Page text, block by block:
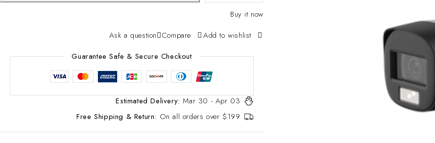
Buy it now
Add to wishlist
Compare
Ask a question
Guarantee Safe & Secure Checkout
Estimated Delivery: Mar 30 - Apr 03
Free Shipping & Return: On all orders over $199